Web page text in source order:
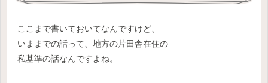
ここまで書いておいてなんですけど、
いままでの話って、地方の片田舎在住の
私基準の話なんですよね。